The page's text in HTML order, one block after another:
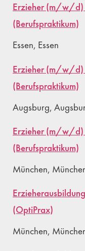
Erzieher (m/w/d)
(Berufspraktikum)
Essen, Essen
Erzieher (m/w/d)
(Berufspraktikum)
Augsburg,
Erzieher (m/w/d)
(Berufspraktikum)
München,
(OptiPrax)
München,